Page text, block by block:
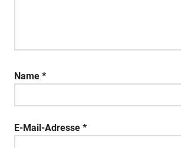
Name *
E-Mail-Adresse *